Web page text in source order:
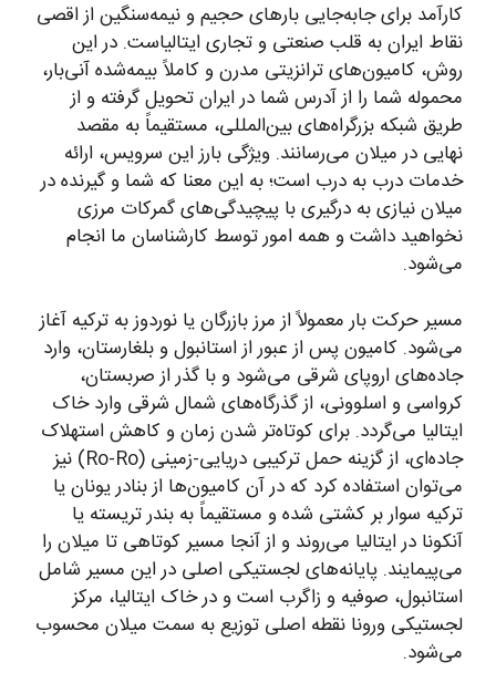
کارآمد برای جابه‌جایی بارهای حجیم و نیمه‌سنگین از اقصی
نقاط ایران به قلب صنعتی و تجاری ایتالیاست. در این
روش، کامیون‌های ترانزیتی مدرن و کاملاً بیمه‌شده آنی‌بار،
محموله شما را از آدرس شما در ایران تحویل گرفته و از
طریق شبکه بزرگراه‌های بین‌المللی، مستقیماً به مقصد
نهایی در میلان می‌رسانند. ویژگی بارز این سرویس، ارائه
خدمات درب به درب است؛ به این معنا که شما و گیرنده در
میلان نیازی به درگیری با پیچیدگی‌های گمرکات مرزی
نخواهید داشت و همه امور توسط کارشناسان ما انجام
می‌شود.
مسیر حرکت بار معمولاً از مرز بازرگان یا نوردوز به ترکیه آغاز
می‌شود. کامیون پس از عبور از استانبول و بلغارستان، وارد
جاده‌های اروپای شرقی می‌شود و با گذر از صربستان،
کرواسی و اسلوونی، از گذرگاه‌های شمال شرقی وارد خاک
ایتالیا می‌گردد. برای کوتاه‌تر شدن زمان و کاهش استهلاک
جاده‌ای، از گزینه حمل ترکیبی دریایی-زمینی (Ro-Ro) نیز
می‌توان استفاده کرد که در آن کامیون‌ها از بنادر یونان یا
ترکیه سوار بر کشتی شده و مستقیماً به بندر تریسته یا
آنکونا در ایتالیا می‌روند و از آنجا مسیر کوتاهی تا میلان را
می‌پیمایند. پایانه‌های لجستیکی اصلی در این مسیر شامل
استانبول، صوفیه و زاگرب است و در خاک ایتالیا، مرکز
لجستیکی ورونا نقطه اصلی توزیع به سمت میلان محسوب
می‌شود.